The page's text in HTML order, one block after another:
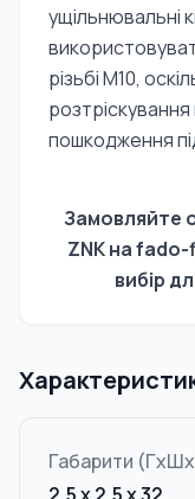
ущільнювальні
різьбі M10,
пошкодження
Замовляйте
ZNKна fado-
вибір
Габарити